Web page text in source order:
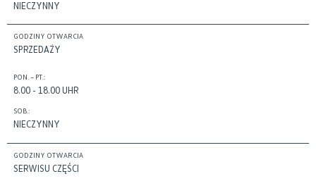
NIECZYNNY
GODZINY OTWARCIA
SPRZEDAŻY
PON. – PT.:
8.00 - 18.00 UHR
SOB.:
NIECZYNNY
GODZINY OTWARCIA
SERWISU CZĘŚCI